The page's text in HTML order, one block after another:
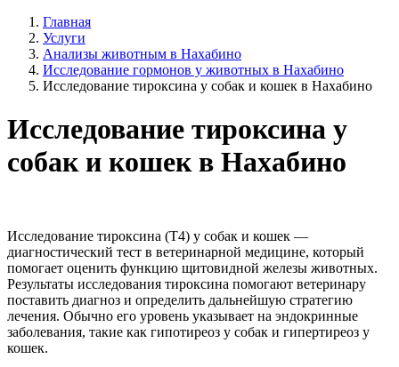
Главная
Услуги
Анализы животным в Нахабино
Исследование гормонов у животных в Нахабино
Исследование тироксина у собак и кошек в Нахабино
Исследование тироксина у
собак и кошек в Нахабино
Исследование тироксина (T4) у собак и кошек —
диагностический тест в ветеринарной медицине, который
помогает оценить функцию щитовидной железы животных.
Результаты исследования тироксина помогают ветеринару
поставить диагноз и определить дальнейшую стратегию
лечения. Обычно его уровень указывает на эндокринные
заболевания, такие как гипотиреоз у собак и гипертиреоз у
кошек.